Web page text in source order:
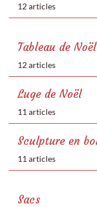
12 articles
Tableau de Noël
12 articles
Luge de Noël
11 articles
Sculpture en
11 articles
Sacs